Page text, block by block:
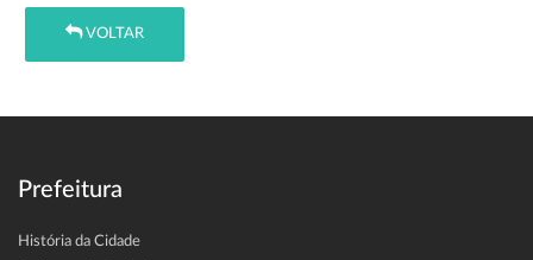
VOLTAR
Prefeitura
História da Cidade